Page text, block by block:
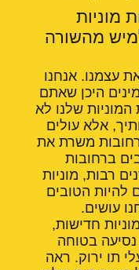
מוניות
מהשורה
עצמנו. אנחנו
היכן שאתם
המוניות שלנו לא
אלא עולים
משרת את
ברחובות
רבות, מוניות
להיות הטובים
עושים.
חדישות,
נסיעה בטוחה
תו ירוק. ראה